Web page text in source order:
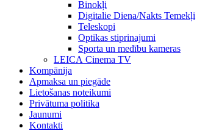
Binokļi
Digitalie Diena/Nakts Temekļi
Teleskopi
Optikas stiprinajumi
Sporta un medību kameras
LEICA Cinema TV
Kompānija
Apmaksa un piegāde
Lietošanas noteikumi
Privātuma politika
Jaunumi
Kontakti